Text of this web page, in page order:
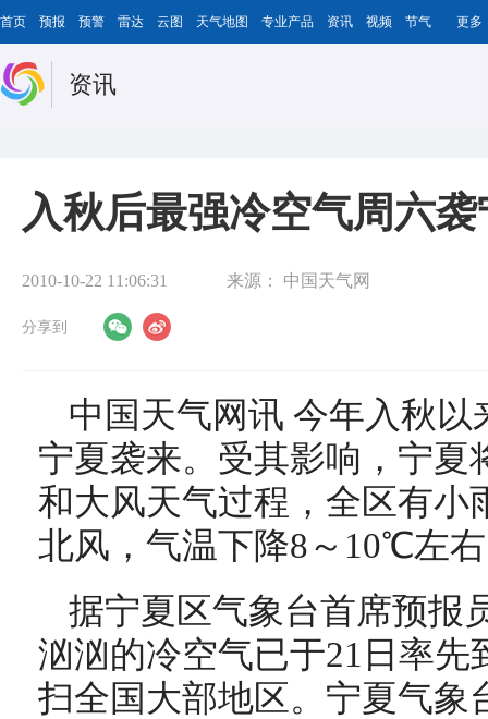
首页 预报 预警 雷达 云图 天气地图 专业产品 资讯 视频 节气 更多
资讯
入秋后最强冷空气周六
2010-10-22 11:06:31 来源： 中国天气网
分享到
中国天气网讯 今年入秋
宁夏袭来。受其影响，宁夏
和大风天气过程，全区有小
北风，气温下降8～10℃左
据宁夏区气象台首席预报
汹汹的冷空气已于21日率
扫全国大部地区。宁夏气象